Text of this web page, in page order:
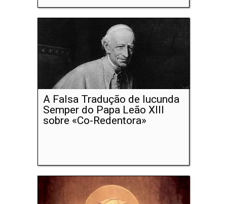
A Falsa Tradução de Iucunda
Semper do Papa Leão XIII
sobre «Co-Redentora»